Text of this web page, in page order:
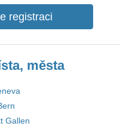
registraci
města
Gallen